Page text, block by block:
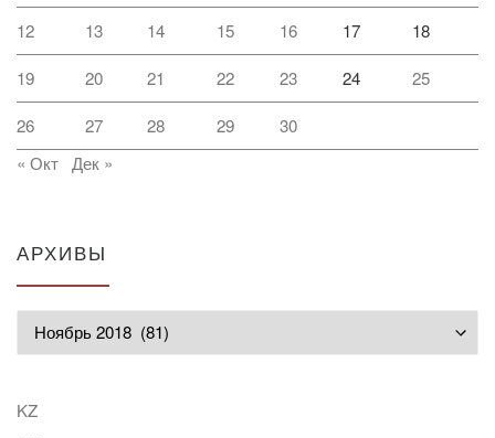
12 13 14 15 16 17 18
19 20 21 22 23 24 25
26 27 28 29
30
« Окт
Дек »
АРХИВЫ
KZ